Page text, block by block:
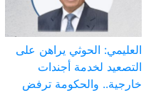
العليمي: الحوثي يراهن على
التصعيد لخدمة أجندات
خارجية.. والحكومة ترفض